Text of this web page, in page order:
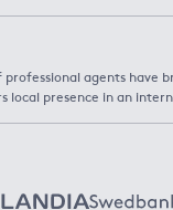
agents have
local presence in an